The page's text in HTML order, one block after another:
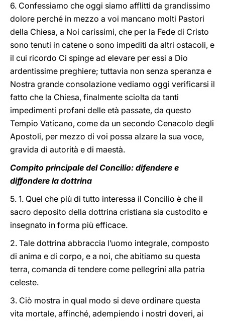
6. Confessiamo che oggi siamo afflitti da grandissimo
dolore perché in mezzo a voi mancano molti Pastori
della Chiesa, a Noi carissimi, che per la Fede di Cristo
sono tenuti in catene o sono impediti da altri ostacoli, e
il cui ricordo Ci spinge ad elevare per essi a Dio
ardentissime preghiere; tuttavia non senza speranza e
Nostra grande consolazione vediamo oggi verificarsi il
fatto che la Chiesa, finalmente sciolta da tanti
impedimenti profani delle età passate, da questo
Tempio Vaticano, come da un secondo Cenacolo degli
Apostoli, per mezzo di voi possa alzare la sua voce,
gravida di autorità e di maestà.
Compito principale del Concilio: difendere e
diffondere la dottrina
5. 1. Quel che più di tutto interessa il Concilio è che il
sacro deposito della dottrina cristiana sia custodito e
insegnato in forma più efficace.
2. Tale dottrina abbraccia l’uomo integrale, composto
di anima e di corpo, e a noi, che abitiamo su questa
terra, comanda di tendere come pellegrini alla patria
celeste.
3. Ciò mostra in qual modo si deve ordinare questa
vita mortale, affinché, adempiendo i nostri doveri, ai